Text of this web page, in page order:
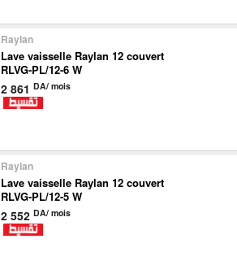
Raylan
Lave vaisselle Raylan 12 couvert
RLVG-PL/12-6 W
2 861 DA/ mois
Raylan
Lave vaisselle Raylan 12 couvert
RLVG-PL/12-5 W
2 552 DA/ mois